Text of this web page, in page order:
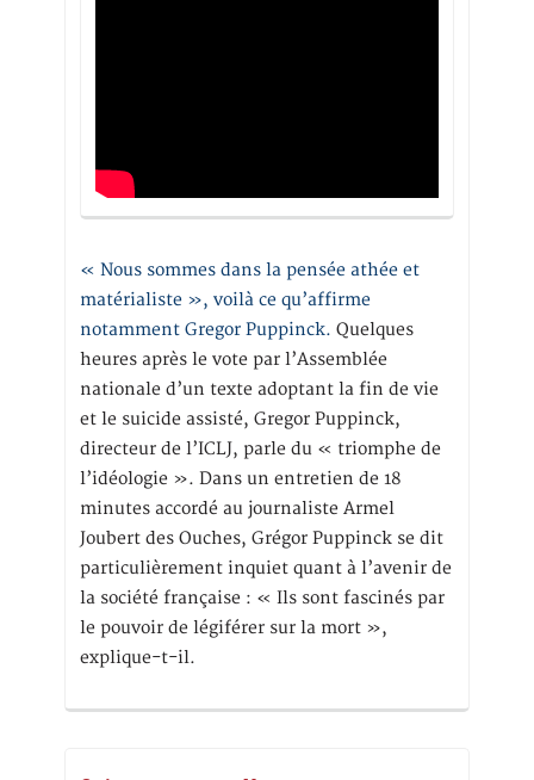
« Nous sommes dans la pensée athée et
matérialiste », voilà ce qu’affirme
notamment Gregor Puppinck. Quelques
heures après le vote par l’Assemblée
nationale d’un texte adoptant la fin de vie
et le suicide assisté, Gregor Puppinck,
directeur de l’ICLJ, parle du « triomphe de
l’idéologie ». Dans un entretien de 18
minutes accordé au journaliste Armel
Joubert des Ouches, Grégor Puppinck se dit
particulièrement inquiet quant à l’avenir de
la société française : « Ils sont fascinés par
le pouvoir de légiférer sur la mort »,
explique-t-il.